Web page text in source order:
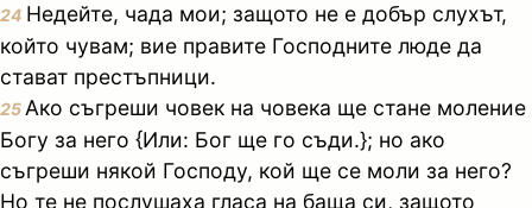
24 Недейте, чада мои; защото не е добър слухът,
който чувам; вие правите Господните люде да
стават престъпници.
25 Ако съгреши човек на човека ще стане моление
Богу за него {Или: Бог ще го съди.}; но ако
съгреши някой Господу, кой ще се моли за него?
Но те не послушаха гласа на баща си, защото